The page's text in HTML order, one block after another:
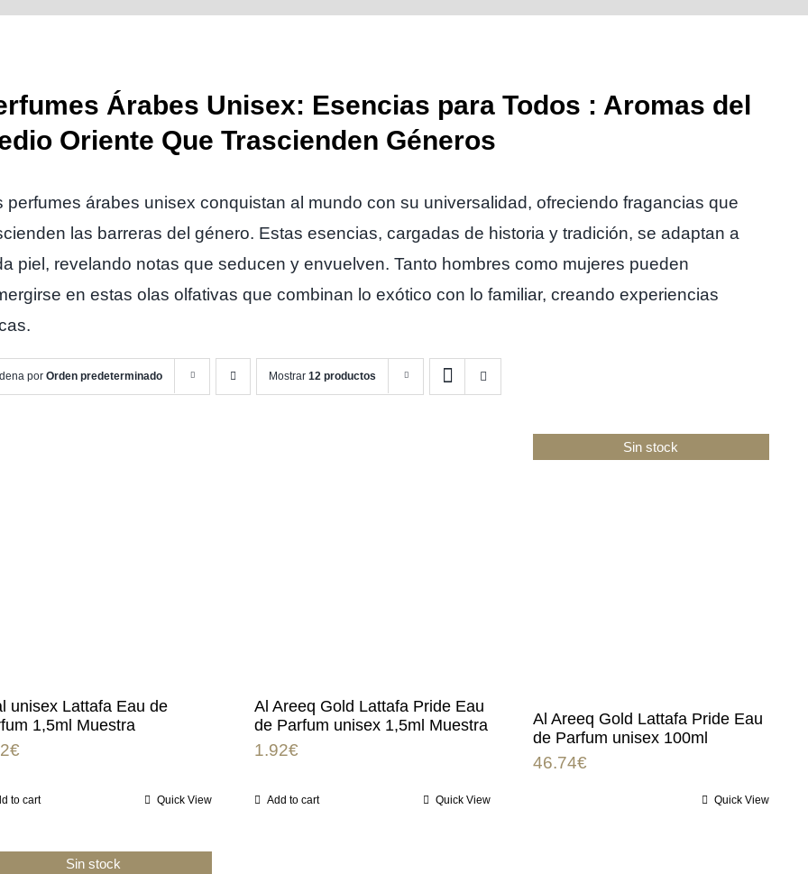
Árabes Unisex: Esencias para Todos : Aromas del
Oriente Que Trascienden Géneros
perfumes árabes unisex conquistan al mundo con su universalidad, ofreciendo fragancias que
las barreras del género. Estas esencias, cargadas de historia y tradición, se adaptan a
piel, revelando notas que seducen y envuelven. Tanto hombres como mujeres pueden
en estas olas olfativas que combinan lo exótico con lo familiar, creando experiencias
por Orden predeterminado Mostrar 12 productos
unisex Lattafa Eau de
1,5ml Muestra
€
to cart Quick View
Al Areeq Gold Lattafa Pride Eau
de Parfum unisex 1,5ml Muestra
1.92€
Add to cart Quick View
Sin stock
Al Areeq Gold Lattafa Pride Eau
de Parfum unisex 100ml
46.74€
Quick View
Sin stock